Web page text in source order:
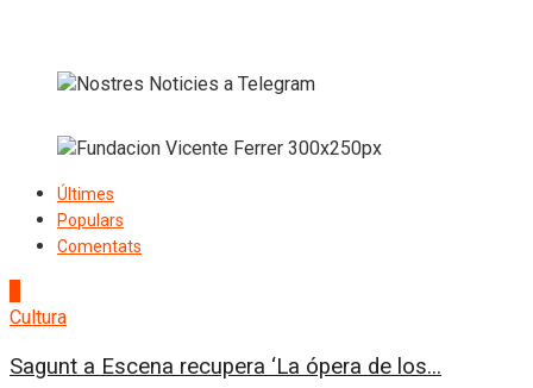
Últimes
Populars
Comentats
Cultura
Sagunt a Escena recupera ‘La ópera de los...